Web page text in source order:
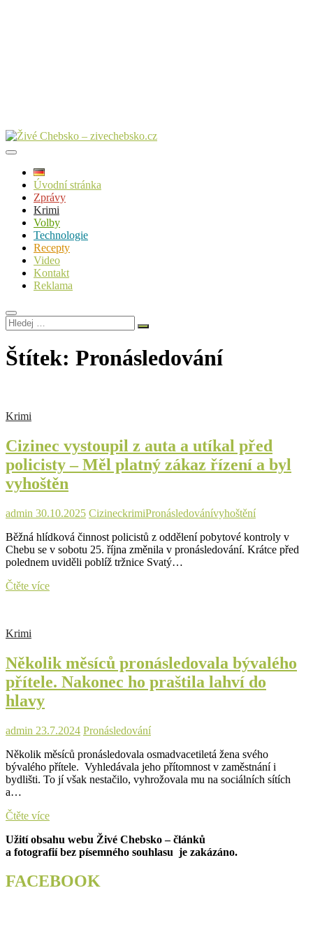
Úvodní stránka
Zprávy
Krimi
Volby
Technologie
Recepty
Video
Kontakt
Reklama
Hledej
…
Štítek: Pronásledování
Krimi
Cizinec vystoupil z auta a utíkal před
policisty – Měl platný zákaz řízení a byl
vyhoštěn
admin 30.10.2025 CizineckrimiPronásledovánívyhoštění
Běžná hlídková činnost policistů z oddělení pobytové kontroly v
Chebu se v sobotu 25. října změnila v pronásledování. Krátce před
polednem uviděli poblíž tržnice Svatý…
Čtěte víceCizinec
před
policisty
–
řízení
a
byl
vyhoštěn
Krimi
Několik měsíců pronásledovala bývalého
přítele. Nakonec ho praštila lahví do
hlavy
admin 23.7.2024 Pronásledování
Několik měsíců pronásledovala osmadvacetiletá žena svého
bývalého přítele. Vyhledávala jeho přítomnost v zaměstnání i
bydlišti. To jí však nestačilo, vyhrožovala mu na sociálních sítích
a…
Čtěte víceNěkolik
pronásledovala
bývalého
Nakonec
ho
Užití obsahu webu Živé Chebsko – článků
a fotografií bez písemného souhlasu je zakázáno.
FACEBOOK